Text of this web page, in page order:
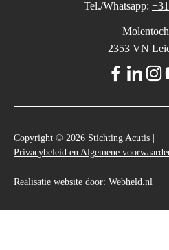
Tel./Whatsapp:
2353 VN
Copyright © 2026 Stichting Acutis |
Privacybeleid en Algemene
Realisatie website door: Webheld.nl